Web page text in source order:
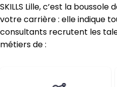
SKILLS Lille, c’est la
votre carrière : elle indique
consultants recrutent les
métiers de :